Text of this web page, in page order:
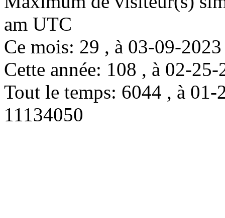
am UTC
Ce mois: 29 , à 03-09-
Cette année: 108 , à 02-
Tout le temps: 6044 , à
11134050